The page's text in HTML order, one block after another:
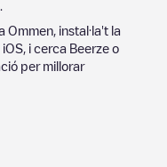
Ommen , instal·la't la
i cerca Beerze o
per millorar